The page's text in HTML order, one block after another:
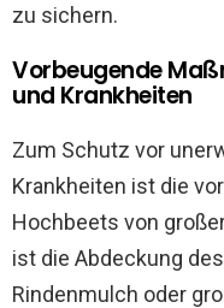
zu sichern.
Vorbeugende
und Krankheiten
Zum Schutz vor
Krankheiten ist die
Hochbeets von
ist die Abdeckung
Rindenmulch oder